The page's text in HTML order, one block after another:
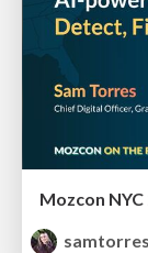
Mozcon
samtorres